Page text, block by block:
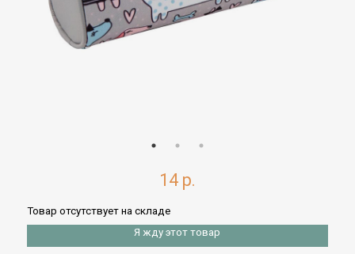
14 р.
Товар отсутствует на складе
Я жду этот товар